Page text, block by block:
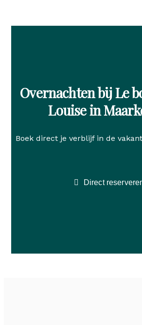
Overnachten bij Le
Louise in
Boek direct je verblijf in de
Direct